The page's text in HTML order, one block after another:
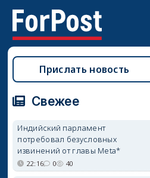
Прислать новость
Свежее
Индийский парламент
потребовал безусловных
извинений от главы Meta*
22:16 0 40